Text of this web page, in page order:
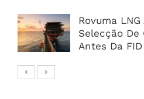
Rovuma
Selecção De
Antes Da